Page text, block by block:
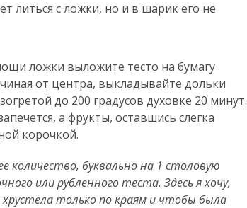
литься с ложки, но и в шарик его не
ложки выложите тесто на бумагу
от центра, выкладывайте дольки
до 200 градусов духовке 20 минут.
а фрукты, оставшись слегка
корочкой.
количество, буквально на 1 столовую
или рубленного теста. Здесь я хочу,
только по краям и чтобы была